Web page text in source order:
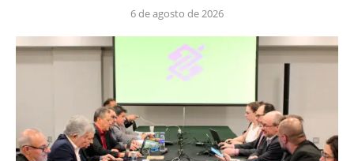
6 de agosto de 2026